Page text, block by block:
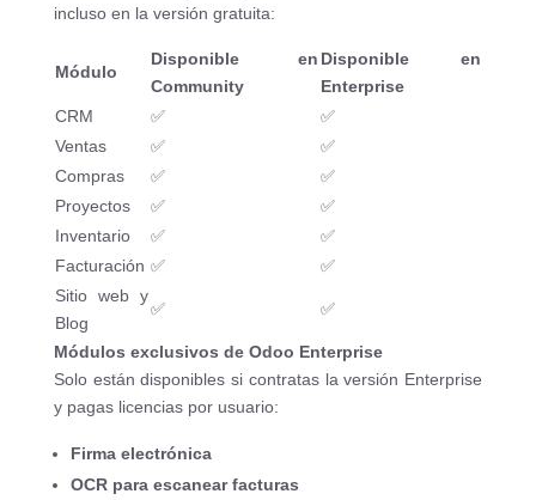
incluso en la versión gratuita:
Módulo
Disponible en
Community
Disponible en
Enterprise
CRM
✅
✅
Ventas
✅
✅
Compras
✅
✅
Proyectos
✅
✅
Inventario
✅
✅
Facturación ✅
✅
Sitio web y
Blog
✅ ✅
Módulos exclusivos de Odoo Enterprise
Solo están disponibles si contratas la versión Enterprise
y pagas licencias por usuario:
Firma electrónica
OCR para escanear facturas